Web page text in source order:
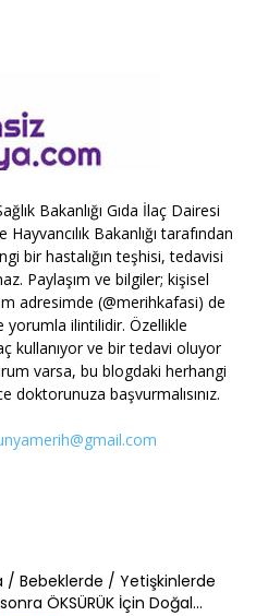
Bakanlığı Gıda İlaç Dairesi
Hayvancılık Bakanlığı tarafından
bir hastalığın teşhisi, tedavisi
Paylaşım ve bilgiler; kişisel
adresimde (@merihkafasi) de
yorumla ilintilidir. Özellikle
kullanıyor ve bir tedavi oluyor
varsa, bu blogdaki herhangi
doktorunuza başvurmalısınız.
/ Bebeklerde / Yetişkinlerde
ÖKSÜRÜK İçin Doğal...